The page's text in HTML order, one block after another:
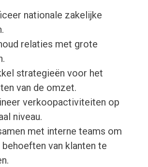
nationale zakelijke
relaties met grote
strategieën voor het
van de omzet.
verkoopactiviteiten op
niveau.
met interne teams om
behoeften van klanten te